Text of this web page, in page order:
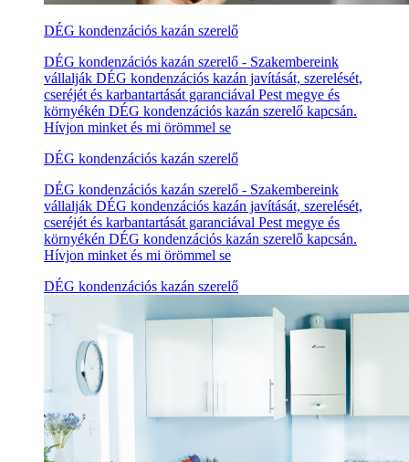
DÉG kondenzációs kazán szerelő
DÉG kondenzációs kazán szerelő - Szakembereink
vállalják DÉG kondenzációs kazán javítását, szerelését,
cseréjét és karbantartását garanciával Pest megye és
környékén DÉG kondenzációs kazán szerelő kapcsán.
Hívjon minket és mi örömmel se
DÉG kondenzációs kazán szerelő
DÉG kondenzációs kazán szerelő - Szakembereink
vállalják DÉG kondenzációs kazán javítását, szerelését,
cseréjét és karbantartását garanciával Pest megye és
környékén DÉG kondenzációs kazán szerelő kapcsán.
Hívjon minket és mi örömmel se
DÉG kondenzációs kazán szerelő